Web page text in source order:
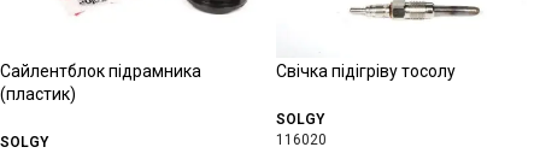
Сайлентблок підрамника
(пластик)
SOLGY
Свічка підігріву тосолу
SOLGY
116020